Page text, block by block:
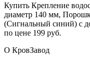
Купить Крепление
диаметр 140 мм,
(Сигнальный синий) с
по цене 199 руб.
О КровЗавод